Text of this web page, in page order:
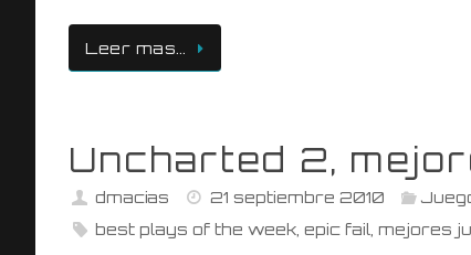
Leer mas…
Uncharted 2,
dmacias 21 septiembre 2010
best plays of the week ,epic fail ,mejores